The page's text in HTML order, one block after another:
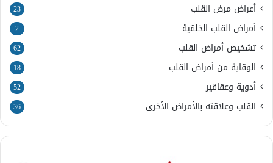
أعراض مرض القلب 23
أمراض القلب الخلقية 2
تشخيص أمراض القلب 62
الوقاية من أمراض القلب 18
أدوية وعقاقير 52
القلب وعلاقته بالأمراض الأخرى 36